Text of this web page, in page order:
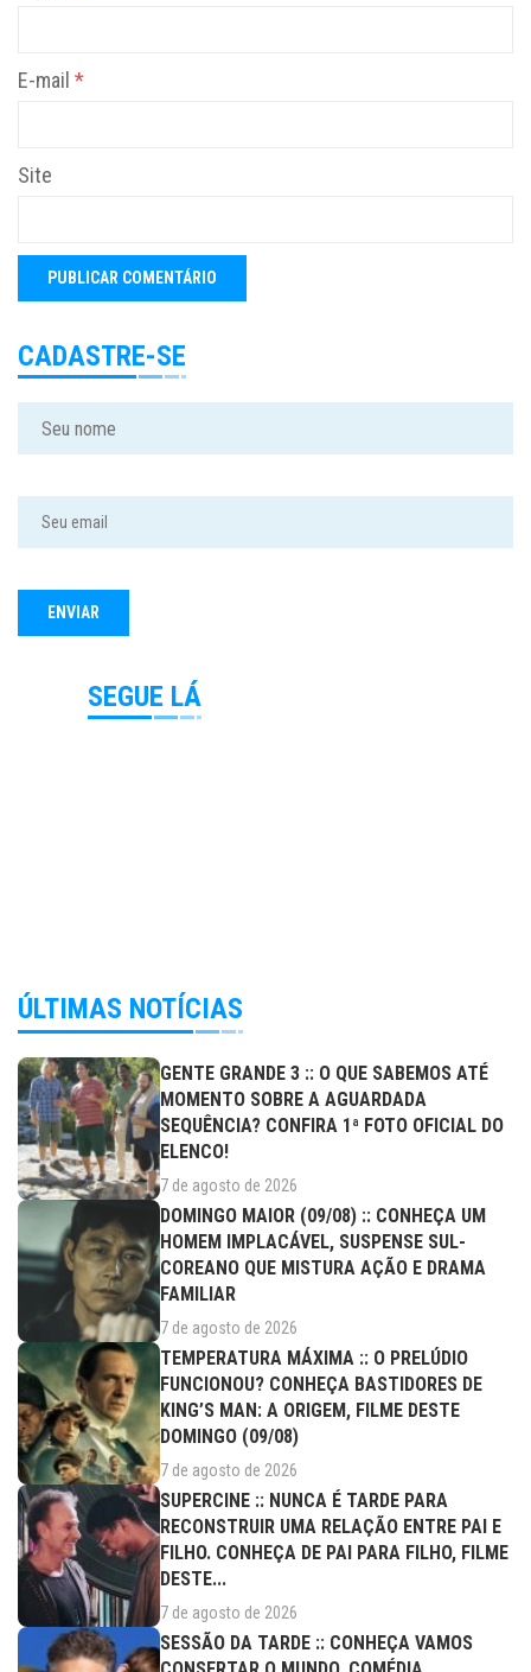
E-mail *
Site
CADASTRE-SE
SEGUE LÁ
ÚLTIMAS NOTÍCIAS
GENTE GRANDE 3 :: O QUE SABEMOS ATÉ
MOMENTO SOBRE A AGUARDADA
SEQUÊNCIA? CONFIRA 1ª FOTO OFICIAL DO
ELENCO!
7 de agosto de 2026
DOMINGO MAIOR (09/08) :: CONHEÇA UM
HOMEM IMPLACÁVEL, SUSPENSE SUL-
COREANO QUE MISTURA AÇÃO E DRAMA
FAMILIAR
7 de agosto de 2026
TEMPERATURA MÁXIMA :: O PRELÚDIO
FUNCIONOU? CONHEÇA BASTIDORES DE
KING’S MAN: A ORIGEM, FILME DESTE
DOMINGO (09/08)
7 de agosto de 2026
SUPERCINE :: NUNCA É TARDE PARA
RECONSTRUIR UMA RELAÇÃO ENTRE PAI E
FILHO. CONHEÇA DE PAI PARA FILHO, FILME
DESTE...
7 de agosto de 2026
SESSÃO DA TARDE :: CONHEÇA VAMOS